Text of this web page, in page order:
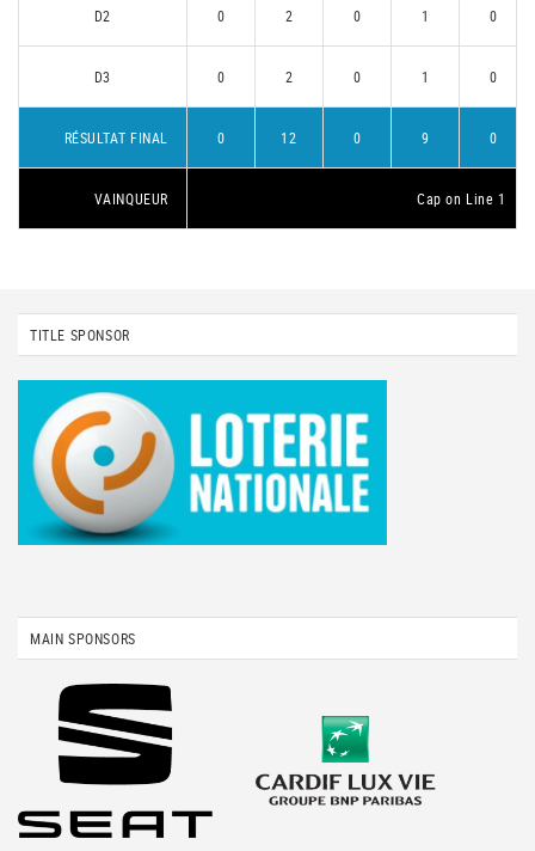
D2 0 2 0 1 0
D3 0 2 0 1 0
RÉSULTAT FINAL 0 12 0 9 0
VAINQUEUR Cap on Line 1
TITLE SPONSOR
MAIN SPONSORS